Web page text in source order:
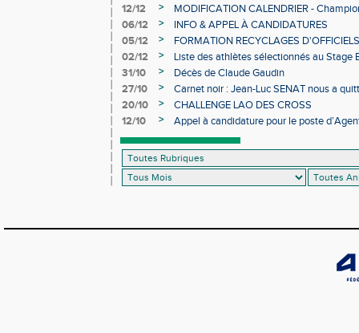
12/12
>
MODIFICATION CALENDRIER -
06/12
>
INFO & APPEL À CANDIDATURES
05/12
>
FORMATION RECYCLAGES D'OFFICIELS
02/12
>
Liste des athlètes sélectionnés au Stage
31/10
>
Décès de Claude Gaudin
27/10
>
Carnet noir : Jean-Luc SENAT nous a
20/10
>
CHALLENGE LAO DES CROSS
12/10
>
Appel à candidature pour le poste